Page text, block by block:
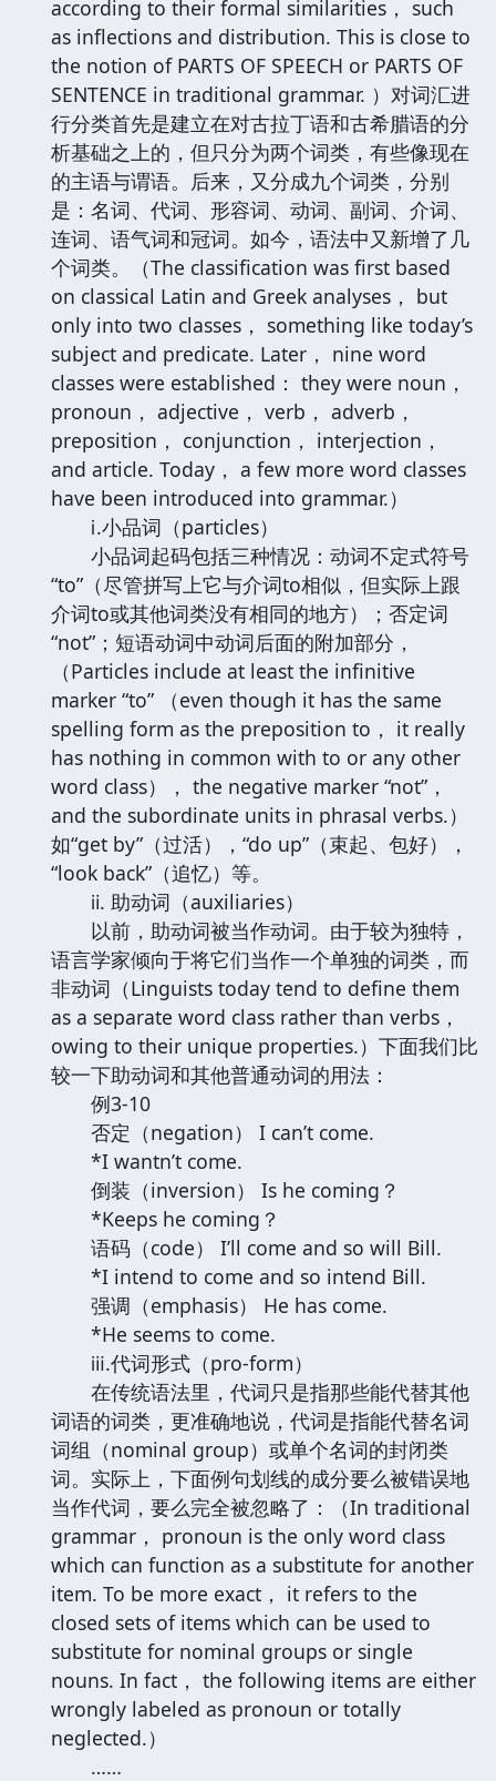
according to their formal similarities， such
as inflections and distribution. This is close to
the notion of PARTS OF SPEECH or PARTS OF
SENTENCE in traditional grammar. ）对词汇进
行分类首先是建立在对古拉丁语和古希腊语的分
析基础之上的，但只分为两个词类，有些像现在
的主语与谓语。后来，又分成九个词类，分别
是：名词、代词、形容词、动词、副词、介词、
连词、语气词和冠词。如今，语法中又新增了几
个词类。（The classification was first based
on classical Latin and Greek analyses， but
only into two classes， something like today’s
subject and predicate. Later， nine word
classes were established： they were noun，
pronoun， adjective， verb， adverb，
preposition， conjunction， interjection，
and article. Today， a few more word classes
have been introduced into grammar.）
ⅰ.小品词（particles）
小品词起码包括三种情况：动词不定式符号
“to”（尽管拼写上它与介词to相似，但实际上跟
介词to或其他词类没有相同的地方）；否定词
“not”；短语动词中动词后面的附加部分，
（Particles include at least the infinitive
marker “to” （even though it has the same
spelling form as the preposition to， it really
has nothing in common with to or any other
word class）， the negative marker “not”，
and the subordinate units in phrasal verbs.）
如“get by”（过活），“do up”（束起、包好），
“look back”（追忆）等。
ⅱ. 助动词（auxiliaries）
以前，助动词被当作动词。由于较为独特，
语言学家倾向于将它们当作一个单独的词类，而
非动词（Linguists today tend to define them
as a separate word class rather than verbs，
owing to their unique properties.）下面我们比
较一下助动词和其他普通动词的用法：
例3-10
否定（negation） I can’t come.
*I wantn’t come.
倒装（inversion） Is he coming？
*Keeps he coming？
语码（code） I’ll come and so will Bill.
*I intend to come and so intend Bill.
强调（emphasis） He has come.
*He seems to come.
ⅲ.代词形式（pro-form）
在传统语法里，代词只是指那些能代替其他
词语的词类，更准确地说，代词是指能代替名词
词组（nominal group）或单个名词的封闭类
词。实际上，下面例句划线的成分要么被错误地
当作代词，要么完全被忽略了：（In traditional
grammar， pronoun is the only word class
which can function as a substitute for another
item. To be more exact， it refers to the
closed sets of items which can be used to
substitute for nominal groups or single
nouns. In fact， the following items are either
wrongly labeled as pronoun or totally
neglected.）
……